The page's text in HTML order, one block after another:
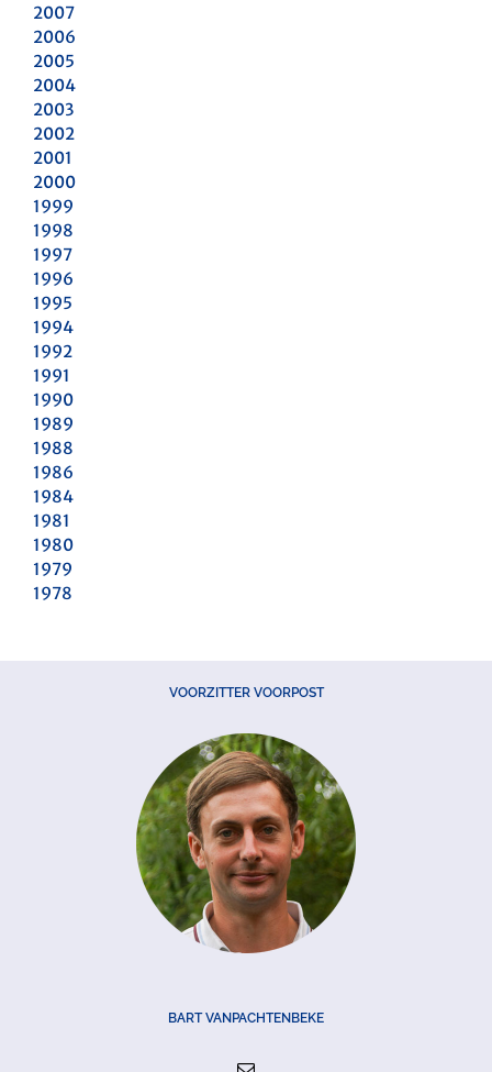
2007
2006
2005
2004
2003
2002
2001
2000
1999
1998
1997
1996
1995
1994
1992
1991
1990
1989
1988
1986
1984
1981
1980
1979
1978
VOORZITTER VOORPOST
BART VANPACHTENBEKE